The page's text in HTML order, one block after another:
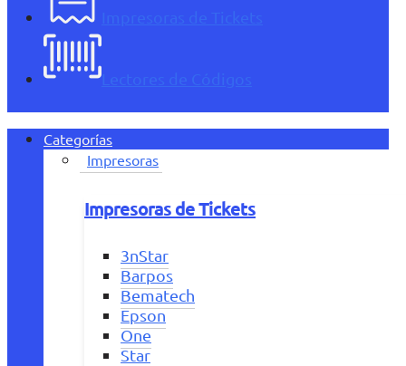
Impresoras de Tickets
Lectores de Códigos
Categorías
Impresoras
Impresoras de Tickets
3nStar
Barpos
Bematech
Epson
One
Star